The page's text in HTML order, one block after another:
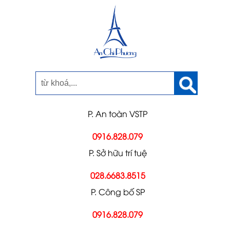
P. An toàn VSTP
0916.828.079
P. Sở hữu trí tuệ
028.6683.8515
P. Công bố SP
0916.828.079